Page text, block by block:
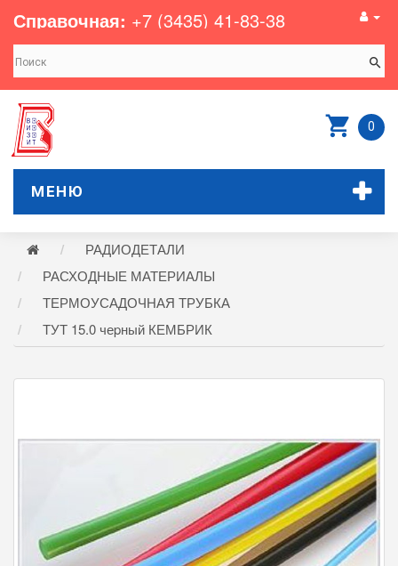
Справочная: +7 (3435) 41-83-38
0
МЕНЮ
РАДИОДЕТАЛИ
РАСХОДНЫЕ МАТЕРИАЛЫ
ТЕРМОУСАДОЧНАЯ ТРУБКА
ТУТ 15.0 чеpный КЕМБРИК